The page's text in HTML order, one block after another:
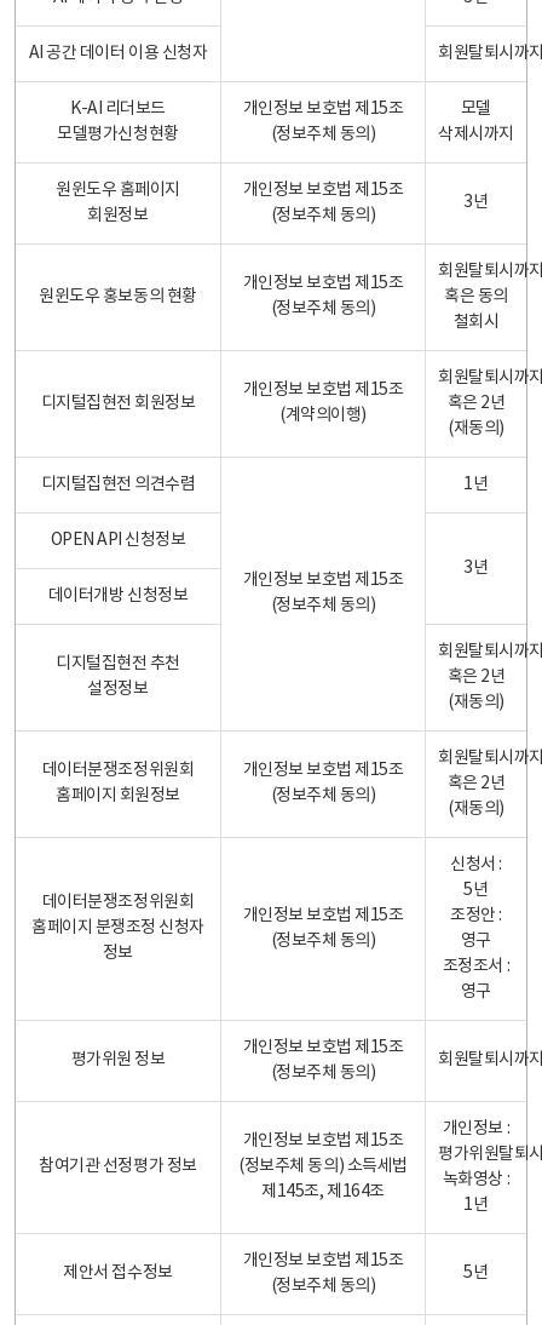
AI 공간 데이터 이용 신청자 회원탈퇴시까
K-AI 리더보드
모델평가신청현황
개인정보 보호법 제15조
(정보주체 동의)
모델
삭제시까지
원윈도우 홈페이지
회원정보
개인정보 보호법 제15조
(정보주체 동의)
3년
원윈도우 홍보동의 현황
개인정보 보호법 제15조
(정보주체 동의)
회원탈퇴시까
혹은 동의
철회시
디지털집현전 회원정보
개인정보 보호법 제15조
(계약의이행)
회원탈퇴시까
혹은 2년
(재동의)
디지털집현전 의견수렴
개인정보 보호법 제15조
(정보주체 동의)
1년
OPEN API 신청정보
3년
데이터개방 신청정보
디지털집현전 추천
설정정보
회원탈퇴시까
혹은 2년
(재동의)
데이터분쟁조정위원회
홈페이지 회원정보
개인정보 보호법 제15조
(정보주체 동의)
회원탈퇴시까
혹은 2년
(재동의)
데이터분쟁조정위원회
홈페이지 분쟁조정 신청자
정보
개인정보 보호법 제15조
(정보주체 동의)
신청서 :
5년
조정안 :
영구
조정조서 :
영구
평가위원 정보
개인정보 보호법 제15조
(정보주체 동의)
회원탈퇴시까
참여기관 선정평가 정보
개인정보 보호법 제15조
(정보주체 동의) 소득세법
제145조, 제164조
개인정보 :
평가위원탈퇴
녹화영상 :
1년
제안서 접수정보
개인정보 보호법 제15조
(정보주체 동의)
5년